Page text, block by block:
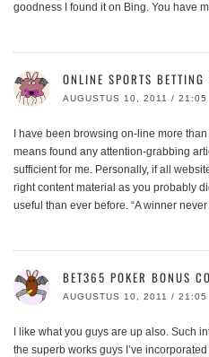
goodness I found it on Bing. You have
ONLINE SPORTS BETTING
AUGUSTUS 10, 2011 / 21:05
I have been browsing on-line more
means found any attention-grabbing
sufficient for me. Personally, if all
right content material as you probably
useful than ever before. “A winner
BET365 POKER BONUS
AUGUSTUS 10, 2011 / 21:05
I like what you guys are up also. Such
the superb works guys I’ve